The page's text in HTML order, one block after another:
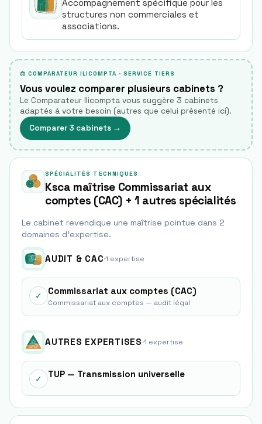
Accompagnement spécifique pour les
structures non commerciales et
associations.
⚖ COMPARATEUR ILICOMPTA · SERVICE TIERS
Vous voulez comparer plusieurs cabinets ?
Le Comparateur Ilicompta vous suggère 3 cabinets
adaptés à votre besoin (autres que celui présenté ici).
Comparer 3 cabinets →
SPÉCIALITÉS TECHNIQUES
Ksca maîtrise Commissariat aux
comptes (CAC) + 1 autres spécialités
Le cabinet revendique une maîtrise pointue dans 2
domaines d'expertise.
AUDIT & CAC·1 expertise
✓ Commissariat aux comptes (CAC)
Commissariat aux comptes — audit légal
AUTRES EXPERTISES·1 expertise
✓ TUP — Transmission universelle